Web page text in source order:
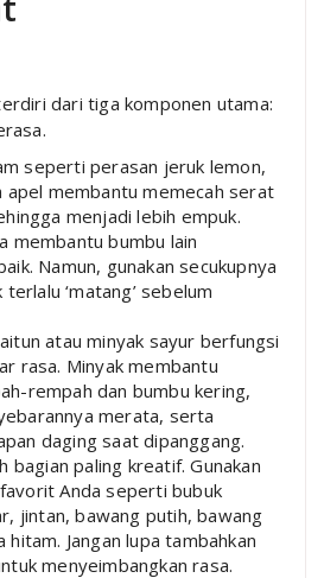
dari tiga komponen utama:
seperti perasan jeruk lemon,
apel membantu memecah serat
menjadi lebih empuk.
membantu bumbu lain
Namun, gunakan secukupnya
‘matang’ sebelum
atau minyak sayur berfungsi
rasa. Minyak membantu
rempah dan bumbu kering,
merata, serta
daging saat dipanggang.
bagian paling kreatif. Gunakan
Anda seperti bubuk
jintan, bawang putih, bawang
hitam. Jangan lupa tambahkan
menyeimbangkan rasa.